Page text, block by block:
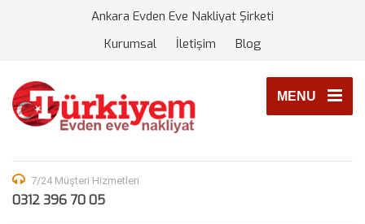
Ankara Evden Eve Nakliyat Şirketi
Kurumsal
İletişim Blog
MENU
7/24 Müşteri Hizmetleri
0312 396 70 05